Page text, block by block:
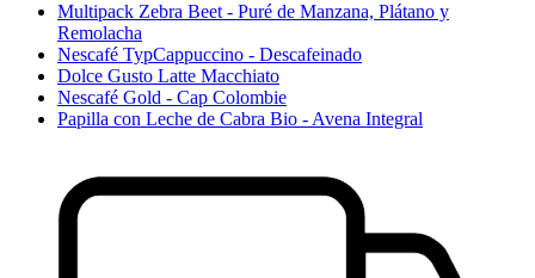
Multipack Zebra Beet - Puré de Manzana, Plátano y
Remolacha
Nescafé TypCappuccino - Descafeinado
Dolce Gusto Latte Macchiato
Nescafé Gold - Cap Colombie
Papilla con Leche de Cabra Bio - Avena Integral